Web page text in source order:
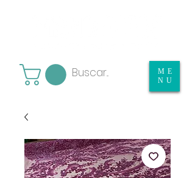
ME
NU